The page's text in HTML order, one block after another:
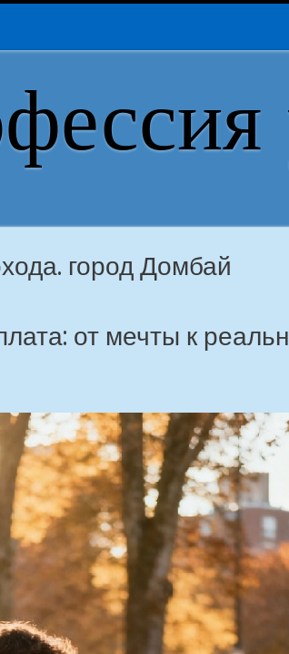
город Домбай
от мечты к